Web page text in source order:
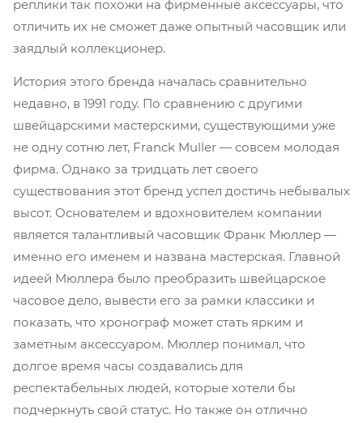
реплики так похожи на фирменные аксессуары, что
отличить их не сможет даже опытный часовщик или
заядлый коллекционер.
История этого бренда началась сравнительно
недавно, в 1991 году. По сравнению с другими
швейцарскими мастерскими, существующими уже
не одну сотню лет, Franck Muller — совсем молодая
фирма. Однако за тридцать лет своего
существования этот бренд успел достичь небывалых
высот. Основателем и вдохновителем компании
является талантливый часовщик Франк Мюллер —
именно его именем и названа мастерская. Главной
идеей Мюллера было преобразить швейцарское
часовое дело, вывести его за рамки классики и
показать, что хронограф может стать ярким и
заметным аксессуаром. Мюллер понимал, что
долгое время часы создавались для
респектабельных людей, которые хотели бы
подчеркнуть свой статус. Но также он отлично